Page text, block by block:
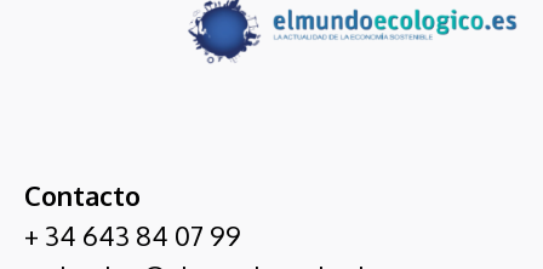
Contacto
+ 34 643 84 07 99